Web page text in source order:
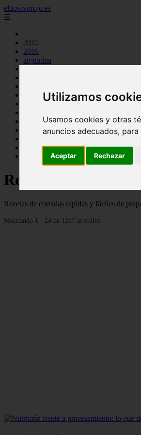
Utilizamos
Usamos cookies y otras
anuncios adecuados,
Aceptar Rechazar
eltiovivorojo.es
☰
2015
2016
argentina
huevos
mariscos
postres
producto
venezuela
Recetas faciles y
Recetas de comidas rapidas y fáciles de
Mostrando 1 - 24 de 1287 artículos